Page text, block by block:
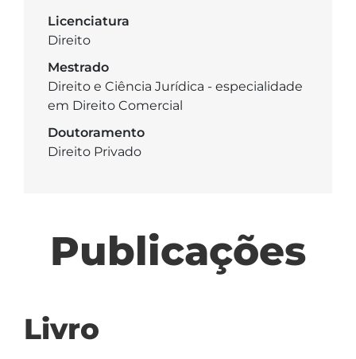
Licenciatura
Direito
Mestrado
Direito e Ciência Jurídica - especialidade
em Direito Comercial
Doutoramento
Direito Privado
Publicações
Livro